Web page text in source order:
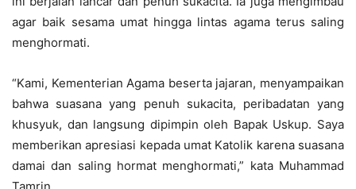
agar baik sesama umat hingga lintas agama terus saling
menghormati.
“Kami, Kementerian Agama beserta jajaran, menyampaikan
bahwa suasana yang penuh sukacita, peribadatan yang
khusyuk, dan langsung dipimpin oleh Bapak Uskup. Saya
memberikan apresiasi kepada umat Katolik karena suasana
damai dan saling hormat menghormati,” kata Muhammad
Tamrin.